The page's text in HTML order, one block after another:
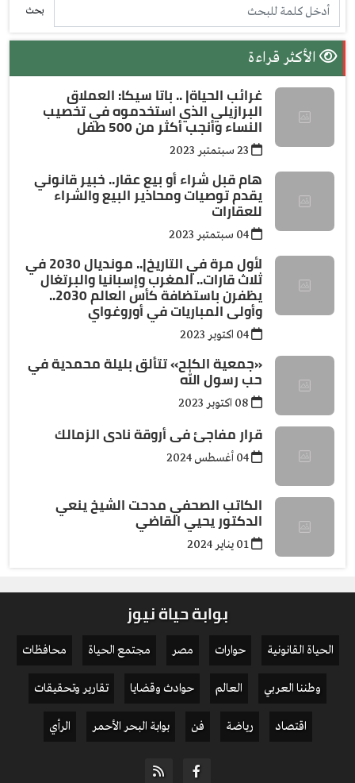
بحث
الأكثر قراءة
غرائب الحياة| .. باتا سيكا: العملاق
البرازيلي الذي استخدموه في تخصيب
النساء وأنجب أكثر من 500 طفل
هام قبل شراء أو بيع عقار.. خبير قانوني
يقدم توصيات ومحاذير البيع والشراء
للعقارات
لأول مرة في التاريخ|.. مونديال 2030 في
ثلاث قارات.. المغرب وإسبانيا والبرتغال
يظفرن باستضافة كأس العالم 2030..
وأولى المباريات في أوروغواي
«جمعية الكلح» تتألق بليلة محمدية في
حب رسول الله
قرار مفاجئ فى أروقة نادى الزمالك
الكاتب الصحفي مدحت الشيخ ينعي
الدكتور يحيي القاضي
بوابة حياة نيوز
الحياة القانونية حوارات مصر مجتمع الحياة
محافظات
وطننا العربي
العالم حوادث وقضايا
تقارير وتحقيقات
اقتصاد
رياضة فن بوابة البحر الأحمر الرأي